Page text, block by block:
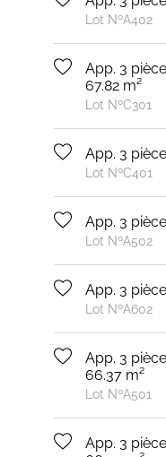
Lot NºA402
App. 3
67.82 m²
Lot NºC301
App. 3
Lot NºC401
App. 3
Lot NºA502
App. 3
Lot NºA602
App. 3
66.37 m²
Lot NºA501
App. 3